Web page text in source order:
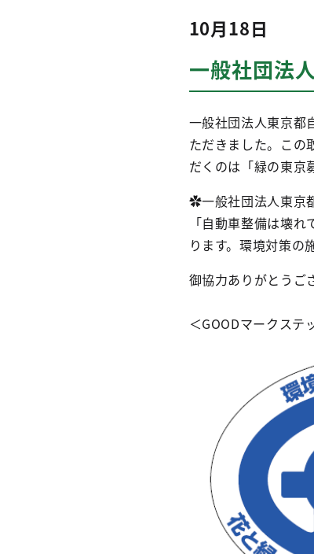
10月18日
一般社団法
一般社団法人東京都
ただきました。この
だくのは「緑の東京
✿一般社団法人東京
「自動車整備は壊
ります。環境対策の
御協力ありがとうご
＜GOODマークステ